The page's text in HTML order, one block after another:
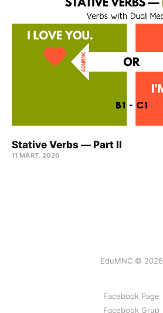
Stative Verbs — Part II
11 MART. 2026
EduMNC © 2026
Facebook Page
Facebook Grup